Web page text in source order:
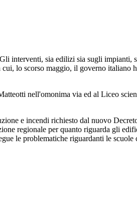
interventi, sia edilizi sia sugli impianti,
lo scorso maggio, il governo italiano
nell'omonima via ed al Liceo
e incendi richiesto dal nuovo
regionale per quanto riguarda gli
le problematiche riguardanti le scuole